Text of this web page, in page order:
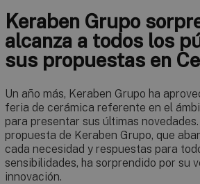
Keraben Grupo
alcanza a todos los
sus propuestas en
Un año más, Keraben Grupo ha
feria de cerámica referente en el
para presentar sus últimas
propuesta de Keraben Grupo, que
cada necesidad y respuestas para
sensibilidades, ha sorprendido por su
innovación.